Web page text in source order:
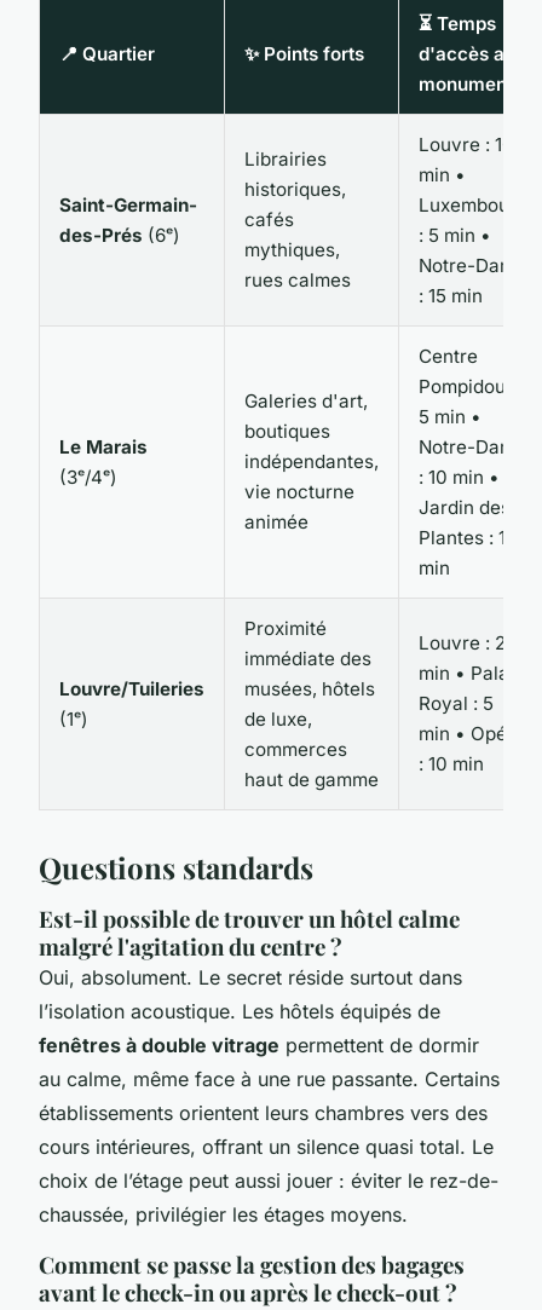
📍 Quartier ✨ Points forts
⏳ Temps
d'accès aux
monuments
Saint-Germain-
des-Prés (6ᵉ)
Librairies
historiques,
cafés
mythiques,
rues calmes
Louvre : 10
min •
Luxembourg
: 5 min •
Notre-Dame
: 15 min
Le Marais
(3ᵉ/4ᵉ)
Galeries d'art,
boutiques
indépendantes,
vie nocturne
animée
Centre
Pompidou :
5 min •
Notre-Dame
: 10 min •
Jardin des
Plantes : 15
min
Louvre/Tuileries
(1ᵉ)
Proximité
immédiate des
musées, hôtels
de luxe,
commerces
haut de gamme
Louvre : 2
min • Palais
Royal : 5
min • Opéra
: 10 min
Questions standards
Est-il possible de trouver un hôtel calme
malgré l'agitation du centre ?
Oui, absolument. Le secret réside surtout dans
l’isolation acoustique. Les hôtels équipés de
fenêtres à double vitrage permettent de dormir
au calme, même face à une rue passante. Certains
établissements orientent leurs chambres vers des
cours intérieures, offrant un silence quasi total. Le
choix de l’étage peut aussi jouer : éviter le rez-de-
chaussée, privilégier les étages moyens.
Comment se passe la gestion des bagages
avant le check-in ou après le check-out ?